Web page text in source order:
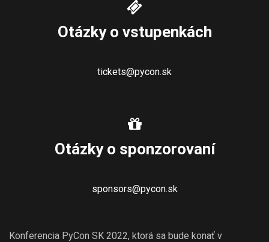
Otázky o vstupenkách
tickets@pycon.sk
Otázky o sponzorovaní
sponsors@pycon.sk
Konferencia PyCon SK 2022, ktorá sa bude konať v